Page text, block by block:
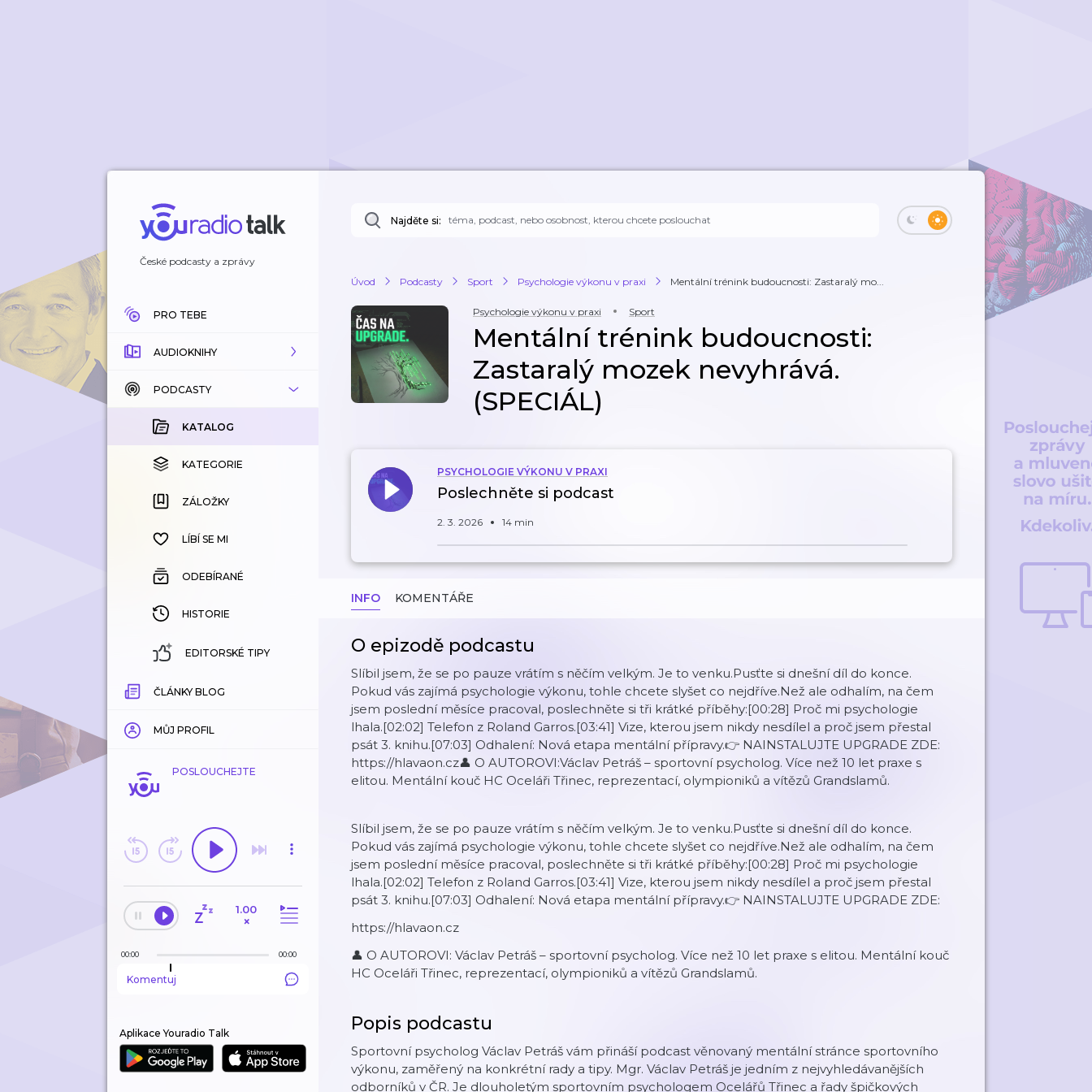
České podcasty a zprávy
PRO TEBE
AUDIOKNIHY
KATALOG
KOUPENÉ
KATEGORIE
ZÁLOŽKY
HISTORIE
PODCASTY
KATALOG
KATEGORIE
ZÁLOŽKY
LÍBÍ SE MI
ODEBÍRANÉ
HISTORIE
EDITORSKÉ TIPY
ČLÁNKY BLOG
MŮJ PROFIL
POSLOUCHEJTE
1.00
×
00:00 00:00
Komentuj
Aplikace Youradio Talk
Najděte si:
Úvod Podcasty Sport Psychologie výkonu v praxi Mentální trénink budoucnosti: Zastaralý mo...
Psychologie výkonu v praxi Sport
Mentální trénink budoucnosti:
Zastaralý mozek nevyhrává.
(SPECIÁL)
PSYCHOLOGIE VÝKONU V PRAXI
Poslechněte si podcast
2. 3. 2026 14 min
INFO KOMENTÁŘE
O epizodě podcastu
Slíbil jsem, že se po pauze vrátím s něčím velkým. Je to venku.Pusťte si dnešní díl do konce.
Pokud vás zajímá psychologie výkonu, tohle chcete slyšet co nejdříve.Než ale odhalím, na čem
jsem poslední měsíce pracoval, poslechněte si tři krátké příběhy:[00:28] Proč mi psychologie
lhala.[02:02] Telefon z Roland Garros.[03:41] Vize, kterou jsem nikdy nesdílel a proč jsem přestal
psát 3. knihu.[07:03] Odhalení: Nová etapa mentální přípravy.👉 NAINSTALUJTE UPGRADE ZDE:
https://hlavaon.cz👤 O AUTOROVI:Václav Petráš – sportovní psycholog. Více než 10 let praxe s
elitou. Mentální kouč HC Oceláři Třinec, reprezentací, olympioniků a vítězů Grandslamů.
Slíbil jsem, že se po pauze vrátím s něčím velkým. Je to venku.Pusťte si dnešní díl do konce.
Pokud vás zajímá psychologie výkonu, tohle chcete slyšet co nejdříve.Než ale odhalím, na čem
jsem poslední měsíce pracoval, poslechněte si tři krátké příběhy:[00:28] Proč mi psychologie
lhala.[02:02] Telefon z Roland Garros.[03:41] Vize, kterou jsem nikdy nesdílel a proč jsem přestal
psát 3. knihu.[07:03] Odhalení: Nová etapa mentální přípravy.👉 NAINSTALUJTE UPGRADE ZDE:
https://hlavaon.cz
👤 O AUTOROVI: Václav Petráš – sportovní psycholog. Více než 10 let praxe s elitou. Mentální kouč
HC Oceláři Třinec, reprezentací, olympioniků a vítězů Grandslamů.
Popis podcastu
Sportovní psycholog Václav Petráš vám přináší podcast věnovaný mentální stránce sportovního
výkonu, zaměřený na konkrétní rady a tipy. Mgr. Václav Petráš je jedním z nejvyhledávanějších
odborníků v ČR. Je dlouholetým sportovním psychologem Ocelářů Třinec a řady špičkových